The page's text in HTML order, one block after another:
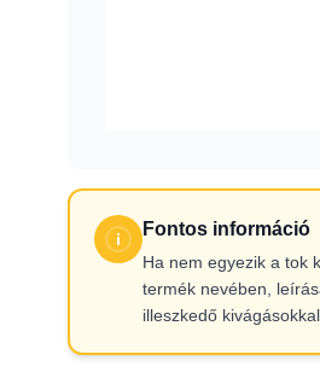
Fontos információ
Ha nem egyezik a tok
termék nevében,
illeszkedő